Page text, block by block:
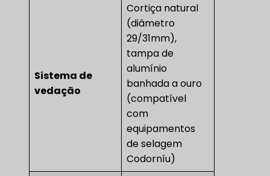
Sistema de
vedação
Cortiça natural
(diâmetro
29/31mm),
tampa de
alumínio
banhada a ouro
(compatível
com
equipamentos
de selagem
Codorníu)